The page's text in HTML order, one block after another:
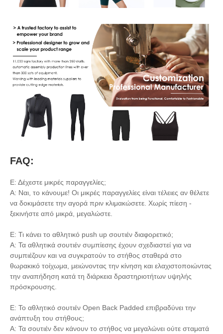
FAQ:
Ε: Δέχεστε μικρές παραγγελίες;
Α: Ναι, το κάνουμε! Οι μικρές παραγγελίες είναι τέλειες αν θέλετε
να δοκιμάσετε την αγορά πριν κλιμακώσετε. Χωρίς πίεση -
ξεκινήστε από μικρά, μεγαλώστε.
Ε: Τι κάνει το αθλητικό push up σουτιέν διαφορετικό;
Α: Τα αθλητικά σουτιέν συμπίεσης έχουν σχεδιαστεί για να
συμπιέζουν και να συγκρατούν το στήθος σταθερά στο
θωρακικό τοίχωμα, μειώνοντας την κίνηση και ελαχιστοποιώντας
την αναπήδηση κατά τη διάρκεια δραστηριοτήτων υψηλής
πρόσκρουσης.
Ε: Το αθλητικό σουτιέν Open Back Padded επιβραδύνει την
ανάπτυξη του στήθους;
Α: Τα σουτιέν δεν κάνουν το στήθος να μεγαλώνει ούτε σταματά